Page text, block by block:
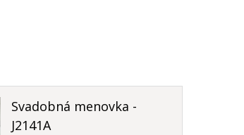
Svadobná menovka -
J2141A